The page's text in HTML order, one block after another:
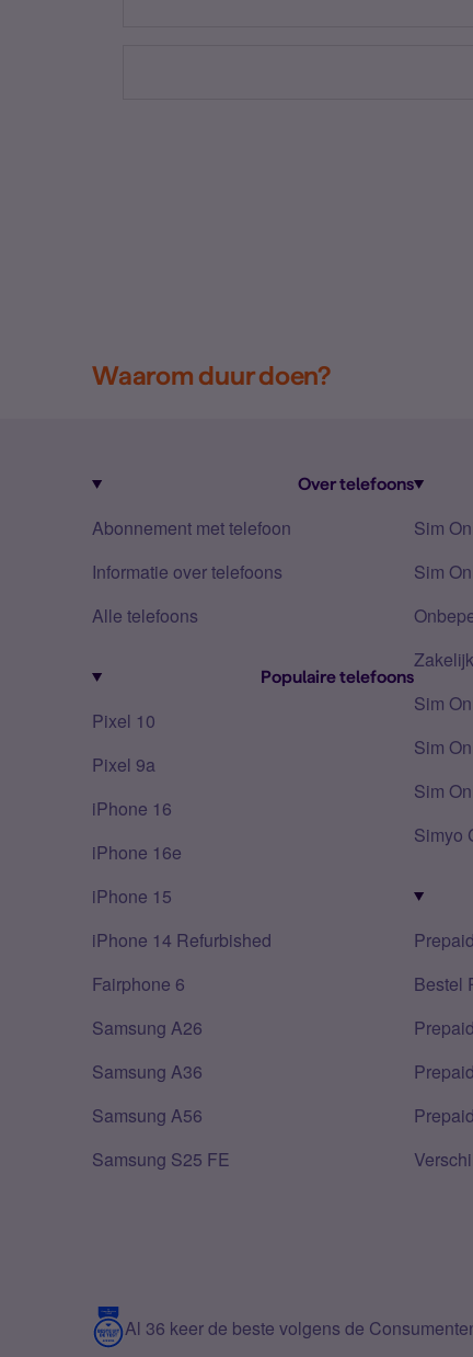
Waarom duur doen?
Over telefoons
Abonnement met telefoon
Informatie over telefoons
Alle telefoons
Populaire telefoons
Pixel 10
Pixel 9a
iPhone 16
iPhone 16e
iPhone 15
iPhone 14 Refurbished
Fairphone 6
Samsung A26
Samsung A36
Samsung A56
Samsung S25 FE
Sim
Sim
Sim
Sim
Sim
Simyo
Prepaid
Bestel
Al 36 keer de beste volgens de